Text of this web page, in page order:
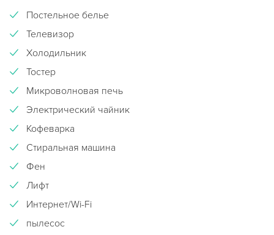
Постельное белье
Телевизор
Холодильник
Тостер
Микроволновая печь
Электрический чайник
Кофеварка
Стиральная машина
Фен
Лифт
Интернет/Wi-Fi
пылесос